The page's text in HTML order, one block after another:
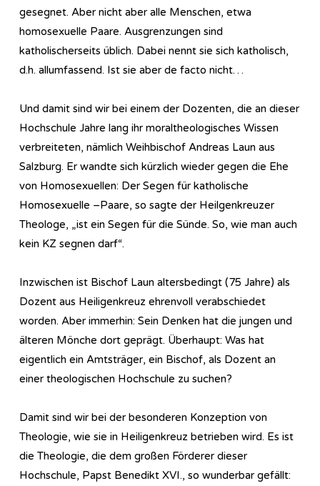
gesegnet. Aber nicht aber alle Menschen, etwa
homosexuelle Paare. Ausgrenzungen sind
katholischerseits üblich. Dabei nennt sie sich katholisch,
d.h. allumfassend. Ist sie aber de facto nicht…
Und damit sind wir bei einem der Dozenten, die an dieser
Hochschule Jahre lang ihr moraltheologisches Wissen
verbreiteten, nämlich Weihbischof Andreas Laun aus
Salzburg. Er wandte sich kürzlich wieder gegen die Ehe
von Homosexuellen: Der Segen für katholische
Homosexuelle –Paare, so sagte der Heilgenkreuzer
Theologe, „ist ein Segen für die Sünde. So, wie man auch
kein KZ segnen darf“.
Inzwischen ist Bischof Laun altersbedingt (75 Jahre) als
Dozent aus Heiligenkreuz ehrenvoll verabschiedet
worden. Aber immerhin: Sein Denken hat die jungen und
älteren Mönche dort geprägt. Überhaupt: Was hat
eigentlich ein Amtsträger, ein Bischof, als Dozent an
einer theologischen Hochschule zu suchen?
Damit sind wir bei der besonderen Konzeption von
Theologie, wie sie in Heiligenkreuz betrieben wird. Es ist
die Theologie, die dem großen Förderer dieser
Hochschule, Papst Benedikt XVI., so wunderbar gefällt: